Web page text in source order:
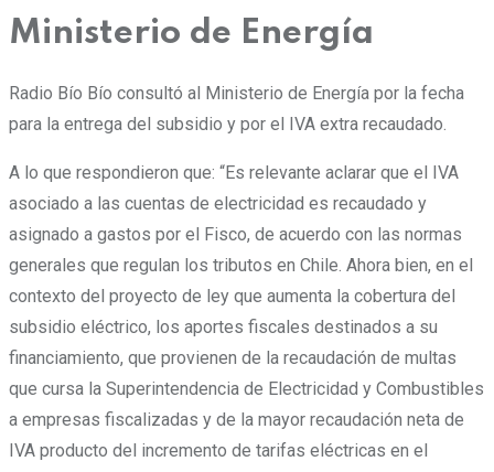
Ministerio de Energía
Radio Bío Bío consultó al Ministerio de Energía por la fecha
para la entrega del subsidio y por el IVA extra recaudado.
A lo que respondieron que: “Es relevante aclarar que el IVA
asociado a las cuentas de electricidad es recaudado y
asignado a gastos por el Fisco, de acuerdo con las normas
generales que regulan los tributos en Chile. Ahora bien, en el
contexto del proyecto de ley que aumenta la cobertura del
subsidio eléctrico, los aportes fiscales destinados a su
financiamiento, que provienen de la recaudación de multas
que cursa la Superintendencia de Electricidad y Combustibles
a empresas fiscalizadas y de la mayor recaudación neta de
IVA producto del incremento de tarifas eléctricas en el